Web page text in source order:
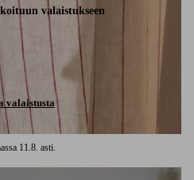
valaistukseen
valaistusta
11.8. asti.